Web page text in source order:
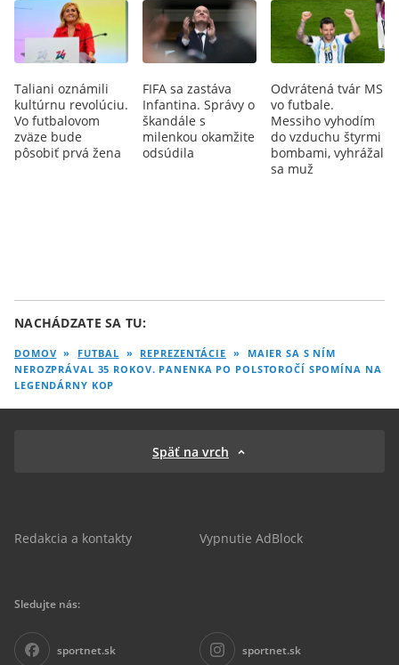
Taliani oznámili
kultúrnu revolúciu.
Vo futbalovom
zväze bude
pôsobiť prvá žena
FIFA sa zastáva
Infantina. Správy o
škandále s
milenkou okamžite
odsúdila
Odvrátená tvár MS
vo futbale.
Messiho vyhodím
do vzduchu štyrmi
bombami, vyhrážal
sa muž
NACHÁDZATE SA TU:
DOMOV » FUTBAL » REPREZENTÁCIE »
MAIER SA S NÍM
NEROZPRÁVAL 35 ROKOV. PANENKA PO POLSTOROČÍ SPOMÍNA NA
LEGENDÁRNY KOP
Späť na vrch
Redakcia a kontakty Vypnutie AdBlock
Sledujte nás:
sportnet.sk sportnet.sk